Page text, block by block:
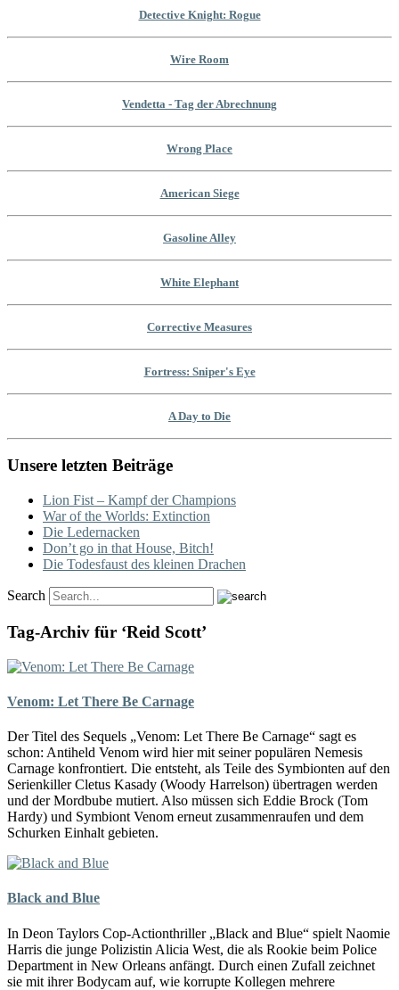
Detective Knight: Rogue
Wire Room
Vendetta - Tag der Abrechnung
Wrong Place
American Siege
Gasoline Alley
White Elephant
Corrective Measures
Fortress: Sniper's Eye
A Day to Die
Unsere letzten Beiträge
Lion Fist – Kampf der Champions
War of the Worlds: Extinction
Die Ledernacken
Don’t go in that House, Bitch!
Die Todesfaust des kleinen Drachen
Search
Tag-Archiv für ‘Reid Scott’
Venom: Let There Be Carnage
Der Titel des Sequels „Venom: Let There Be Carnage“ sagt es
schon: Antiheld Venom wird hier mit seiner populären Nemesis
Carnage konfrontiert. Die entsteht, als Teile des Symbionten auf den
Serienkiller Cletus Kasady (Woody Harrelson) übertragen werden
und der Mordbube mutiert. Also müssen sich Eddie Brock (Tom
Hardy) und Symbiont Venom erneut zusammenraufen und dem
Schurken Einhalt gebieten.
Black and Blue
In Deon Taylors Cop-Actionthriller „Black and Blue“ spielt Naomie
Harris die junge Polizistin Alicia West, die als Rookie beim Police
Department in New Orleans anfängt. Durch einen Zufall zeichnet
sie mit ihrer Bodycam auf, wie korrupte Kollegen mehrere